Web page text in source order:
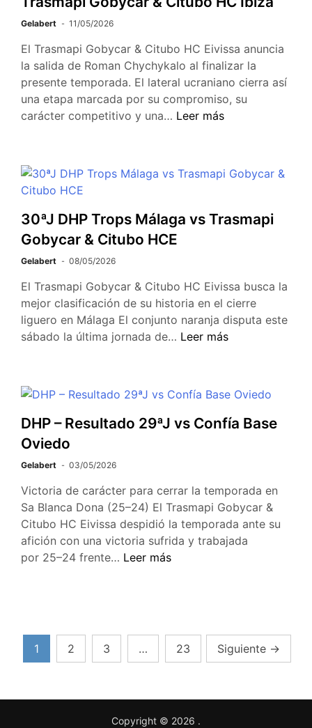
Gelabert 11/05/2026
El Trasmapi Gobycar & Citubo HC Eivissa anuncia
la salida de Roman Chychykalo al finalizar la
presente temporada. El lateral ucraniano cierra así
una etapa marcada por su compromiso, su
carácter competitivo y una… Leer más
30ªJ DHP Trops Málaga vs Trasmapi
Gobycar & Citubo HCE
Gelabert 08/05/2026
El Trasmapi Gobycar & Citubo HC Eivissa busca la
mejor clasificación de su historia en el cierre
liguero en Málaga El conjunto naranja disputa este
sábado la última jornada de… Leer más
DHP – Resultado 29ªJ vs Confía Base
Oviedo
Gelabert 03/05/2026
Victoria de carácter para cerrar la temporada en
Sa Blanca Dona (25–24) El Trasmapi Gobycar &
Citubo HC Eivissa despidió la temporada ante su
afición con una victoria sufrida y trabajada
por 25–24 frente… Leer más
1 2 3 … 23 Siguiente →
Copyright © 2026 .